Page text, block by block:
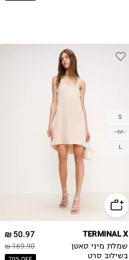
S
M
L
50.97 ₪
169.90 ₪
TERMINAL X
שמלת מיני סאטן
בשילוב סרט